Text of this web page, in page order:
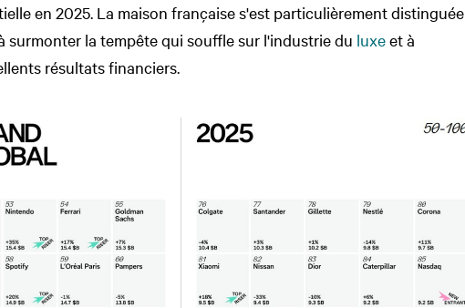
en 2025. La maison française s'est particulièrement distinguée
surmonter la tempête qui souffle sur l'industrie du luxeet à
résultats financiers.